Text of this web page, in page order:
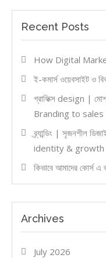
Recent Posts
How Digital
ই-কমার্স ওয়েবসাইট ও
গ্রাফিক্স design |
Branding to sales
ব্র্যান্ডিং | সৃজনশীল
identity & growth
কিভাবে আমাদের
Archives
July 2026